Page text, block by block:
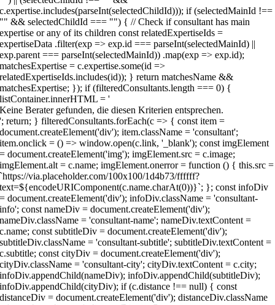
Keine Berater gefunden, die diesen Kriterien entsprechen.
'; return; } filteredConsultants.forEach(c => { const item =
document.createElement('div'); item.className = 'consultant';
item.onclick = () => window.open(c.link, '_blank'); const imgElement
= document.createElement('img'); imgElement.src = c.image;
imgElement.alt = c.name; imgElement.onerror = function () { this.src =
`https://via.placeholder.com/100x100/1d4b73/ffffff?
text=${encodeURIComponent(c.name.charAt(0))}`; }; const infoDiv
= document.createElement('div'); infoDiv.className = 'consultant-
info'; const nameDiv = document.createElement('div');
nameDiv.className = 'consultant-name'; nameDiv.textContent =
c.name; const subtitleDiv = document.createElement('div');
subtitleDiv.className = 'consultant-subtitle'; subtitleDiv.textContent =
c.subtitle; const cityDiv = document.createElement('div');
cityDiv.className = 'consultant-city'; cityDiv.textContent = c.city;
infoDiv.appendChild(nameDiv); infoDiv.appendChild(subtitleDiv);
infoDiv.appendChild(cityDiv); if (c.distance !== null) { const
distanceDiv = document.createElement('div'); distanceDiv.className